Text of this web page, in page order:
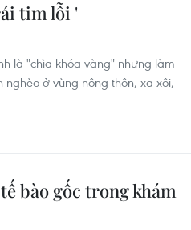
tim lỗi '
là "chìa khóa vàng" nhưng làm
ở vùng nông thôn, xa xôi,
bào gốc trong khám